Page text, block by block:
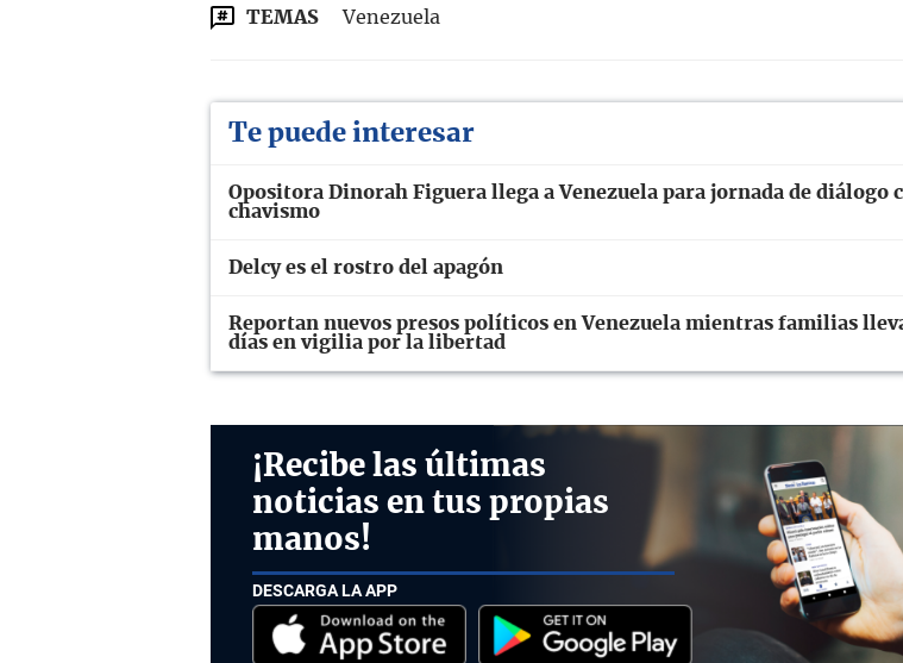
TEMAS Venezuela
Te puede interesar
Opositora Dinorah Figuera llega a Venezuela para jornada de diálogo
chavismo
Delcy es el rostro del apagón
Reportan nuevos presos políticos en Venezuela mientras familias
días en vigilia por la libertad
¡Recibe las últimas
noticias en tus propias
manos!
DESCARGA LA APP